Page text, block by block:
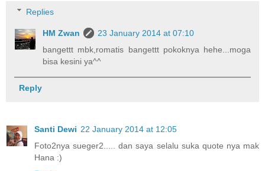
Replies
HM Zwan
23 January 2014 at 07:10
bangettt mbk,romatis bangettt pokoknya hehe...moga
bisa kesini ya^^
Reply
Santi Dewi 22 January 2014 at 12:05
Foto2nya sueger2..... dan saya selalu suka quote nya mak
Hana :)